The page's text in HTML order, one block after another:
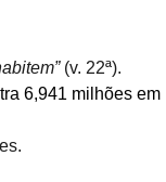
(v. 22ª).
6,941 milhões em